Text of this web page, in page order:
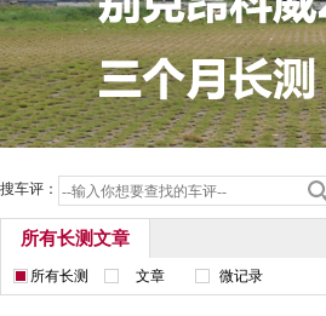
搜车评：
所有长测文章
所有长测 文章 微记录